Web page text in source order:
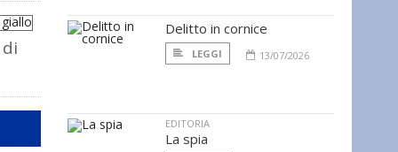
Delitto in cornice
LEGGI 13/07/2026
EDITORIA
La spia